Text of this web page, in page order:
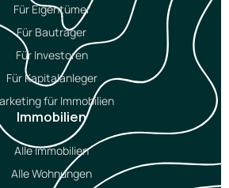
Für Eigentümer
Für Bauträger
Für Investoren
Für Kapitalanleger
für Immobilien
Immobilien
Alle Immobilien
Alle Wohnungen